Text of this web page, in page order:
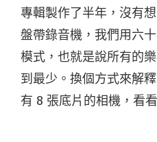
專輯製作了半年，沒有
盤帶錄音機，我們用六
模式，也就是說所有的
到最少。換個方式來解
有 8 張底片的相機，看